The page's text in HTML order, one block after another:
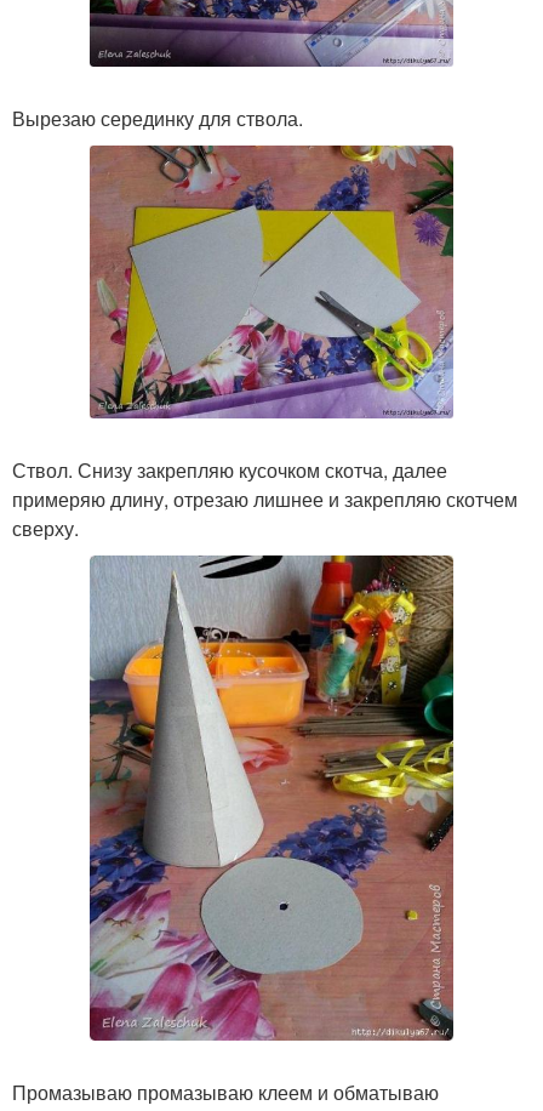
Вырезаю серединку для ствола.
Ствол. Снизу закрепляю кусочком скотча, далее
примеряю длину, отрезаю лишнее и закрепляю скотчем
сверху.
Промазываю промазываю клеем и обматываю